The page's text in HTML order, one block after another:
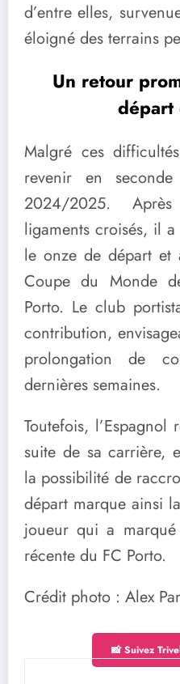
d’entre elles,
éloigné des terrains
Un retour
Malgré ces
revenir en
2024/2025.
ligaments croisés, il
le onze de départ
Coupe du Monde
Porto. Le club
contribution,
prolongation de
dernières semaines.
Toutefois,
suite de sa carrière,
la possibilité de
départ marque ainsi
joueur qui a marqué
récente du FC Porto.
Crédit photo : Alex
📸 Suivez